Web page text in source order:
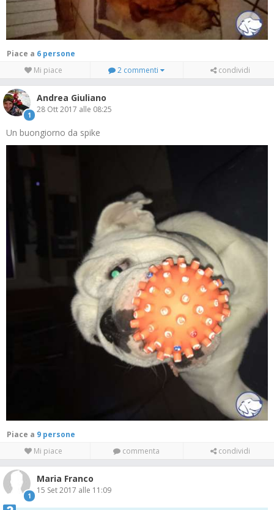
Piace a
6 persone
Mi piace
2 commenti condividi
1
Andrea Giuliano
28 Ott 2017 alle 08:25
Un buongiorno da spike
Piace a
9 persone
Mi piace
commenta condividi
1
Maria Franco
15 Set 2017 alle 11:09